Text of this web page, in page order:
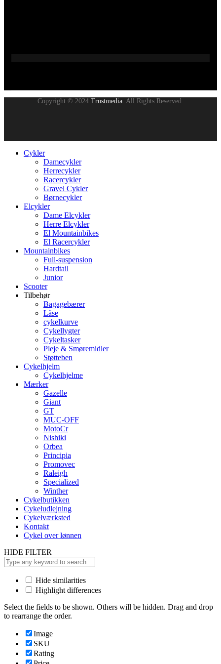
Copyright © 2024 Trustmedia . All Rights Reserved.
Cykler
Damecykler
Herrecykler
Racercykler
Gravel Cykler
Børnecykler
Elcykler
Dame Elcykler
Herre Elcykler
El Mountainbikes
El Racercykler
Mountainbikes
Full-suspension
Hardtail
Junior
Scooter
Tilbehør
Bagagebærer
Låse
cykelkurve
Cykellygter
Cykeltasker
Pleje & Smøremidler
Støtteben
Cykelhjelm
Cykelhjelme
Mærker
Gazelle
Giant
GT
MUC-OFF
MotoCr
Nishiki
Orbea
Principia
Promovec
Raleigh
Specialized
Winther
Cykelbutikken
Cykeludlejning
Cykelværksted
Kontakt
Cykel over lønnen
HIDE FILTER
Hide similarities
Highlight differences
Select the fields to be shown. Others will be hidden. Drag and drop
to rearrange the order.
Image
SKU
Rating